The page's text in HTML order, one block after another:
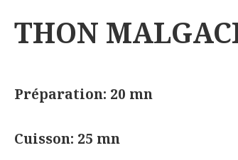
THON
Préparation: 20 mn
Cuisson: 25 mn